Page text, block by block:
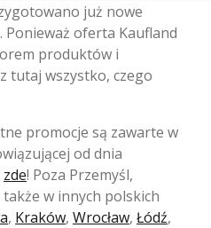
już nowe
oferta Kaufland
produktów i
tutaj wszystko, czego
promocje są zawarte w
od dnia
zde! Poza Przemyśl,
w innych polskich
, Kraków, Wrocław, Łódź,